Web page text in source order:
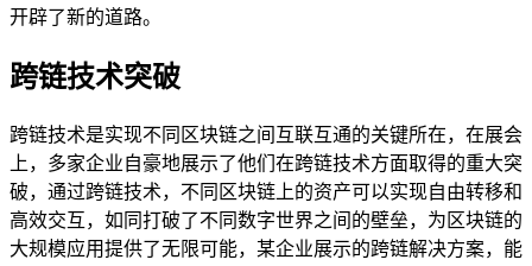
开辟了新的道路。
跨链技术突破
跨链技术是实现不同区块链之间互联互通的关键所在，在展会
上，多家企业自豪地展示了他们在跨链技术方面取得的重大突
破，通过跨链技术，不同区块链上的资产可以实现自由转移和
高效交互，如同打破了不同数字世界之间的壁垒，为区块链的
大规模应用提供了无限可能，某企业展示的跨链解决方案，能